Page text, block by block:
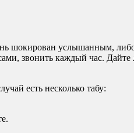
шокирован услышанным,
звонить каждый час.
есть несколько табу: